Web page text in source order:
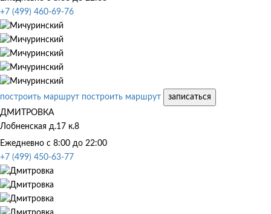
+7 (499) 460-69-76
построить маршрут построить маршрут
записаться
ДМИТРОВКА
Лобненская д.17 к.8
Ежедневно с 8:00 до 22:00
+7 (499) 450-63-77